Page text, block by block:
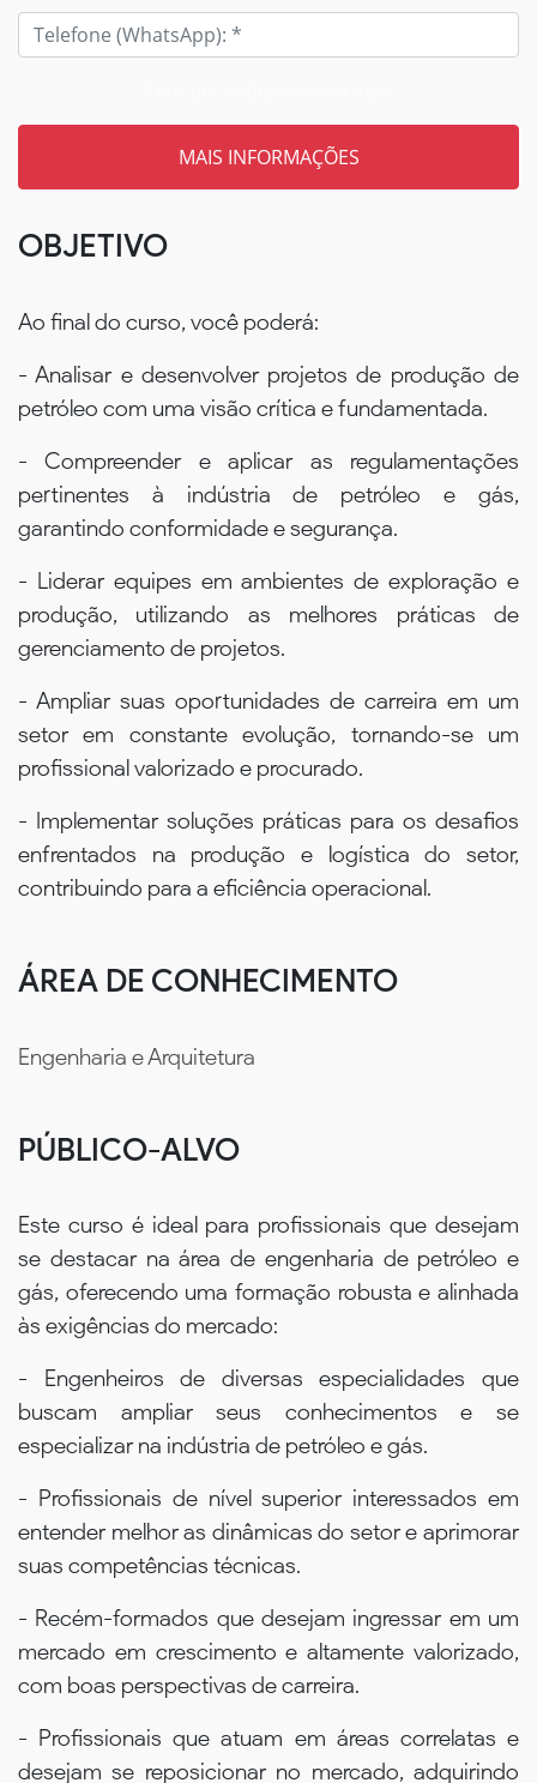
OBJETIVO
Ao final do curso, você poderá:
- Analisar e desenvolver projetos de produção de
petróleo com uma visão crítica e fundamentada.
- Compreender e aplicar as regulamentações
pertinentes à indústria de petróleo e gás,
garantindo conformidade e segurança.
- Liderar equipes em ambientes de exploração e
produção, utilizando as melhores práticas de
gerenciamento de projetos.
- Ampliar suas oportunidades de carreira em um
setor em constante evolução, tornando-se um
profissional valorizado e procurado.
- Implementar soluções práticas para os desafios
enfrentados na produção e logística do setor,
contribuindo para a eficiência operacional.
ÁREA DE CONHECIMENTO
Engenharia e Arquitetura
PÚBLICO-ALVO
Este curso é ideal para profissionais que desejam
se destacar na área de engenharia de petróleo e
gás, oferecendo uma formação robusta e alinhada
às exigências do mercado:
- Engenheiros de diversas especialidades que
buscam ampliar seus conhecimentos e se
especializar na indústria de petróleo e gás.
- Profissionais de nível superior interessados em
entender melhor as dinâmicas do setor e aprimorar
suas competências técnicas.
- Recém-formados que desejam ingressar em um
mercado em crescimento e altamente valorizado,
com boas perspectivas de carreira.
- Profissionais que atuam em áreas correlatas e
desejam se reposicionar no mercado, adquirindo